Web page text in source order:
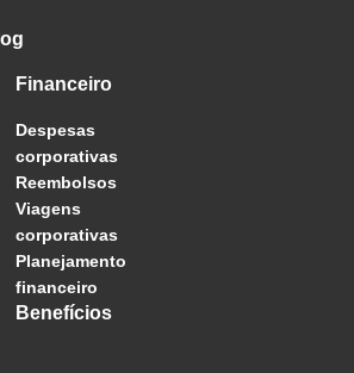
Financeiro
Despesas
corporativas
Reembolsos
Viagens
corporativas
Planejamento
financeiro
Benefícios